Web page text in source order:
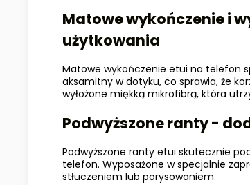
Matowe wykończenie i
użytkowania
Matowe wykończenie etui na telefon
aksamitny w dotyku, co sprawia, że
wyłożone miękką mikrofibrą, która
Podwyższone ranty -
Podwyższone ranty etui skutecznie
telefon. Wyposażone w specjalnie
stłuczeniem lub porysowaniem.